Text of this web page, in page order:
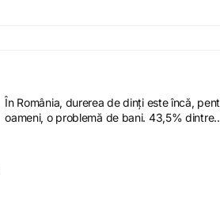
În România, durerea de dinți este încă,
oameni, o problemă de bani. 43,5%